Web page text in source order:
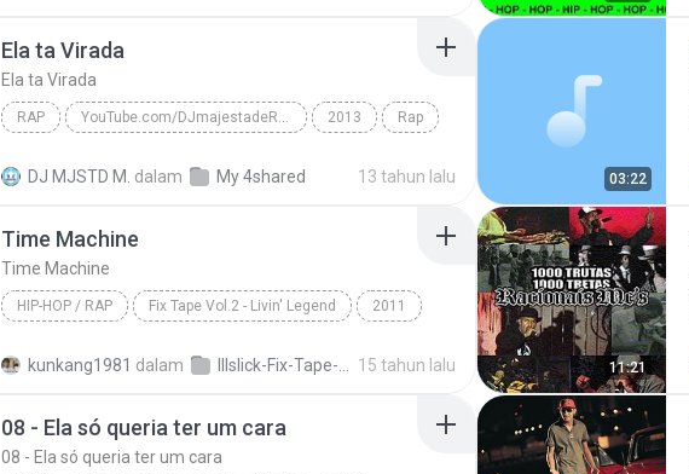
Ela ta Virada
Ela ta Virada
RAP YouTube.com/DJmajestadeRAP 2013 Rap
DJ MJSTD M. dalam My 4shared 13 tahun lalu 03:22
Time Machine
Time Machine
HIP-HOP / RAP Fix Tape Vol.2 - Livin' Legend 2011
kunkang1981 dalam 15 tahun lalu 11:21
08 - Ela só queria ter um cara
08 - Ela só queria ter um cara